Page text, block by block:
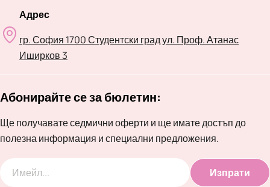
Адрес
гр. София 1700 Студентски град ул. Проф. Атанас
Иширков 3
Абонирайте се за бюлетин:
Ще получавате седмични оферти и ще имате достъп до
полезна информация и специални предложения.
Изпрати